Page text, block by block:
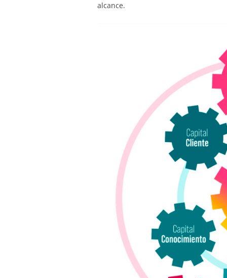
alcance.